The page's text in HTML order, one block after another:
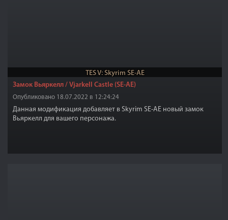
TES V: Skyrim SE-AE
Замок Вьяркелл / Vjarkell Castle (SE-AE)
Опубликовано 18.07.2022 в 12:24:24
Данная модификация добавляет в Skyrim SE-AE новый замок
Вьяркелл для вашего персонажа.